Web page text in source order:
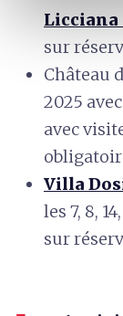
Licciana
sur
Château
2025
avec
Villa
les 7, 8,
sur